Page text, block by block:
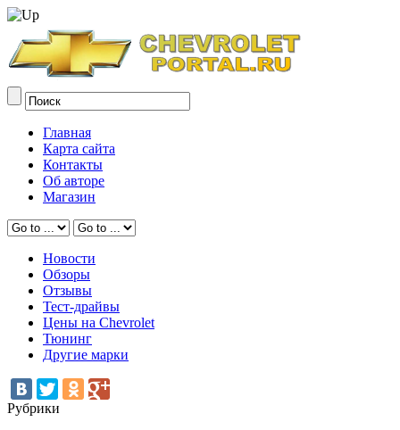
Главная
Карта сайта
Контакты
Об авторе
Магазин
Новости
Обзоры
Отзывы
Тест-драйвы
Цены на Chevrolet
Тюнинг
Другие марки
Рубрики